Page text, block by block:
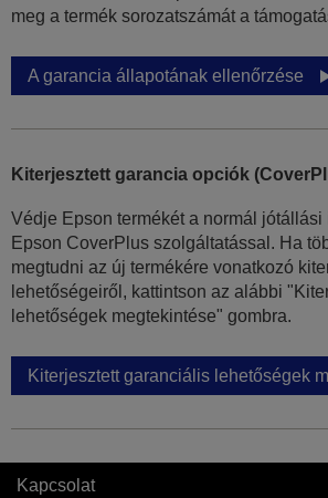
meg a termék sorozatszámát a
A garancia állapotának ellenőrzése
Kiterjesztett garancia opciók
Védje Epson termékét a normál jótállási
Epson CoverPlus szolgáltatással. Ha
megtudni az új termékére vonatkozó
lehetőségeiről, kattintson az alábbi
lehetőségek megtekintése" gombra.
Kiterjesztett garanciális lehetőségek
Kapcsolat